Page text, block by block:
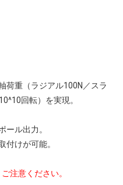
荷重（ラジアル100N／スラ
回転）を実現。
ール出力。
付けが可能。
注意ください。